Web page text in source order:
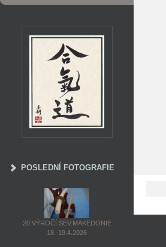
POSLEDNÍ FOTOGRAFIE
20.VÝROČÍ SEV.MAKEDONIE
18.-19.4.2026